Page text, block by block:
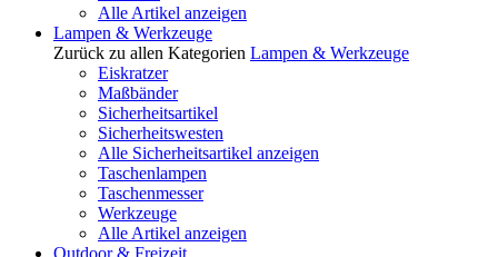
Alle Artikel anzeigen
Lampen & Werkzeuge
Zurück zu allen Kategorien Lampen & Werkzeuge
Eiskratzer
Maßbänder
Sicherheitsartikel
Sicherheitswesten
Alle Sicherheitsartikel anzeigen
Taschenlampen
Taschenmesser
Werkzeuge
Alle Artikel anzeigen
Outdoor & Freizeit